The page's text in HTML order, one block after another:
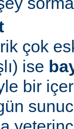
çok
ise
bir